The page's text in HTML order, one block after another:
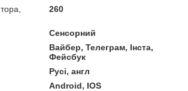
260
Сенсорний
Вайбер, Телеграм, Інста,
Фейсбук
Русі, англ
Android, IOS